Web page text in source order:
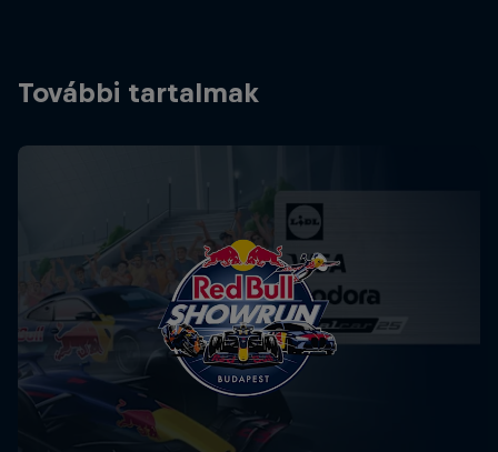
További tartalmak